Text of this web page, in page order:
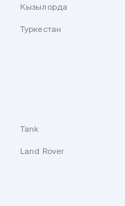
Кызылорда
Туркестан
Tank
Land Rover